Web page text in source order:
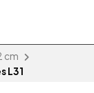
cm
L31